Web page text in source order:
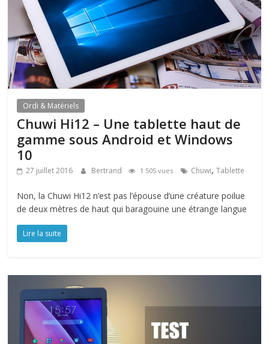
Ordi & Matériels
Chuwi Hi12 – Une tablette haut de
gamme sous Android et Windows
10
27 juillet 2016 Bertrand 1 505 vues Chuwi,Tablette
Non, la Chuwi Hi12 n’est pas l’épouse d’une créature poilue
de deux mètres de haut qui baragouine une étrange langue
Lire la suite